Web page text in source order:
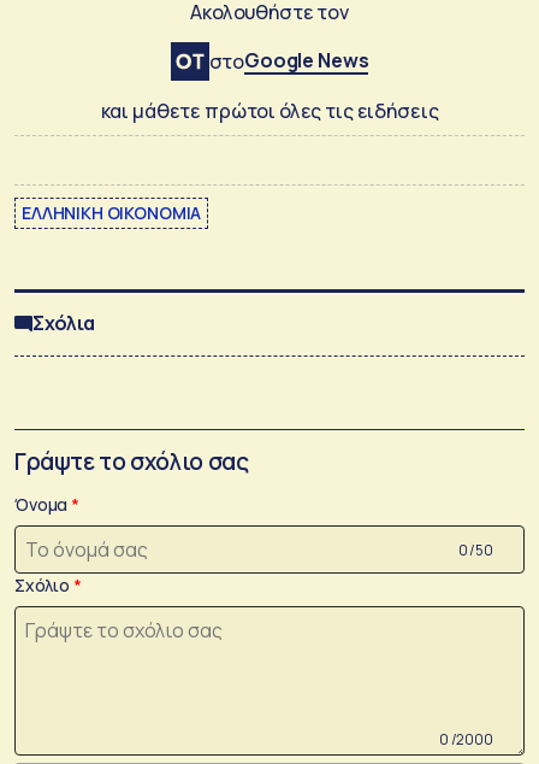
Ακολουθήστε τον
στοGoogle News
και μάθετε πρώτοι όλες τις ειδήσεις
ΕΛΛΗΝΙΚΗ ΟΙΚΟΝΟΜΙΑ
Σχόλια
Γράψτε το σχόλιο σας
Όνομα
0 /50
Σχόλιο
0 /2000